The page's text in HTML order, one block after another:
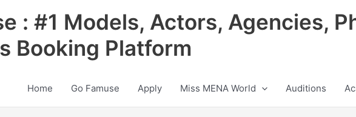
: #1 Models, Actors, Agencies,
Booking Platform
Home Go Famuse Apply Miss MENA World Auditions